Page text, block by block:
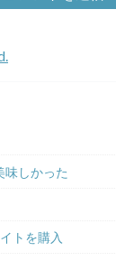
味しかった
トを購入